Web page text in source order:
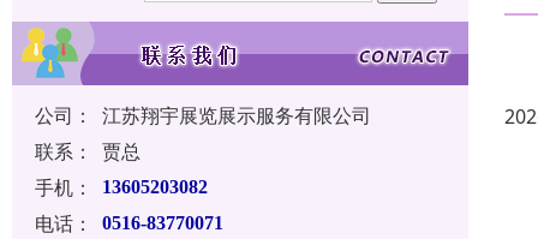
公司：
江苏翔宇展览展示服务有限公司
联系：
贾总
手机：
13605203082
电话： 0516-83770071